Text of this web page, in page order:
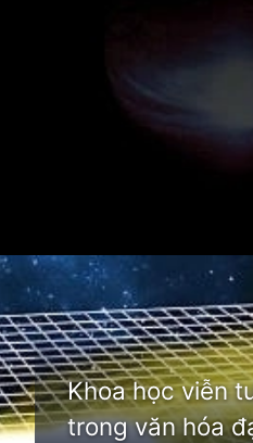
Đang mở https://
Khoa học viễn
trong văn hóa